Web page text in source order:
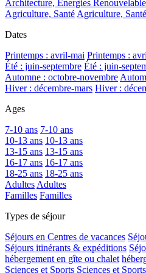
Architecture, Energies
Agriculture, Santé Agriculture, Santé
Dates
Printemps : avril-mai Printemps :
Été : juin-septembre Été : juin-
Automne : octobre-novembre
Hiver : décembre-mars Hiver :
Ages
7-10 ans 7-10 ans
10-13 ans 10-13 ans
13-15 ans 13-15 ans
16-17 ans 16-17 ans
18-25 ans 18-25 ans
Adultes Adultes
Familles Familles
Types de séjour
Séjours en Centres de vacances
Séjours itinérants & expéditions
hébergement en gîte ou chalet
Sciences et Sports Sciences et Sports